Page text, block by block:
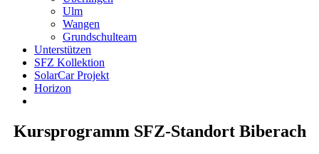
Ulm
Wangen
Grundschulteam
Unterstützen
SFZ Kollektion
SolarCar Projekt
Horizon
Kursprogramm SFZ-Standort Biberach